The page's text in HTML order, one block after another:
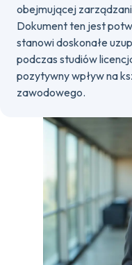
obejmującej
Dokument ten jest
stanowi doskonałe
podczas studiów
pozytywny wpływ na
zawodowego.